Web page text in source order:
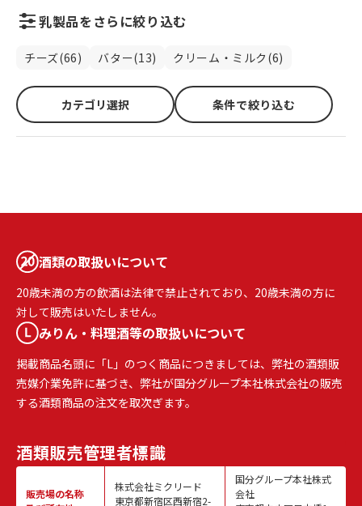
乳製品をさらに絞り込む
チーズ(66) バター(13) クリーム・ミルク(6)
カテゴリ選択 条件で絞り込む
酒類の取扱いについて
20歳未満の方の飲酒は法律で禁止されており、20歳未満の方に
対して販売はいたしません。
みりん・料理酒等の取扱いについて
掲載商品名頭に「L」のつく商品につきましては、弊社の酒類販
売媒介業免許に基づき、弊社が国分グループ本社株式会社の販売
する酒類商品の注文を取次ぎます。
酒類販売管理者標識
販売場の名称
株式会社ミクリード
東京都新宿区西新宿2-
国分グループ本社株式
会社